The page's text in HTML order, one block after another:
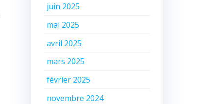
juin 2025
mai 2025
avril 2025
mars 2025
février 2025
novembre 2024